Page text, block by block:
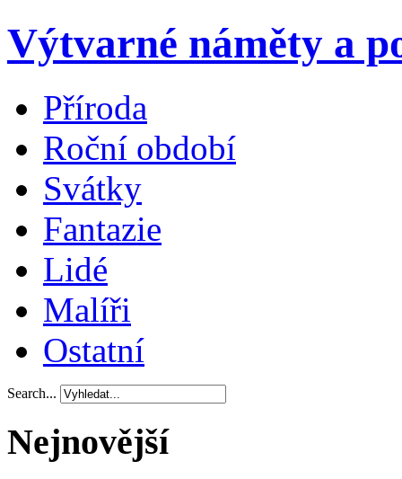
Výtvarné náměty a
Příroda
Roční období
Svátky
Fantazie
Lidé
Malíři
Ostatní
Search...
Nejnovější